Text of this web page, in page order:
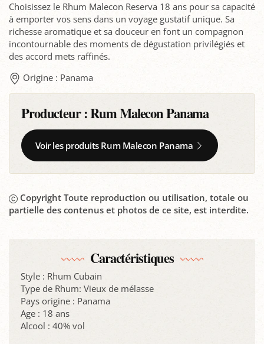
Choisissez le Rhum Malecon Reserva 18 ans pour sa capacité
à emporter vos sens dans un voyage gustatif unique. Sa
richesse aromatique et sa douceur en font un compagnon
incontournable des moments de dégustation privilégiés et
des accord mets raffinés.
Origine : Panama
Producteur :Rum Malecon Panama
Voir les produits Rum Malecon Panama
Copyright Toute reproduction ou utilisation, totale ou
partielle des contenus et photos de ce site, est interdite.
Caractéristiques
Style : Rhum Cubain
Type de Rhum: Vieux de mélasse
Pays origine : Panama
Age : 18 ans
Alcool : 40% vol